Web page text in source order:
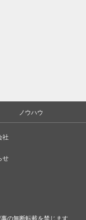
ノウハウ
社
せ
の無断転載を禁じます